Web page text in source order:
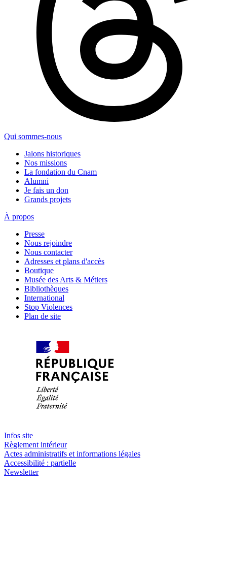
Qui sommes-nous
Jalons historiques
Nos missions
La fondation du Cnam
Alumni
Je fais un don
Grands projets
À propos
Presse
Nous rejoindre
Nous contacter
Adresses et plans d'accès
Boutique
Musée des Arts & Métiers
Bibliothèques
International
Stop Violences
Plan de site
Infos site
Règlement intérieur
Actes administratifs et informations légales
Accessibilité : partielle
Newsletter